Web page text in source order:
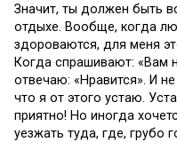
Значит, ты должен быть
отдыхе. Вообще, когда
здороваются, для меня
Когда спрашивают: «Вам
отвечаю: «Нравится». И
что я от этого устаю.
приятно! Но иногда
уезжать туда, где, грубо